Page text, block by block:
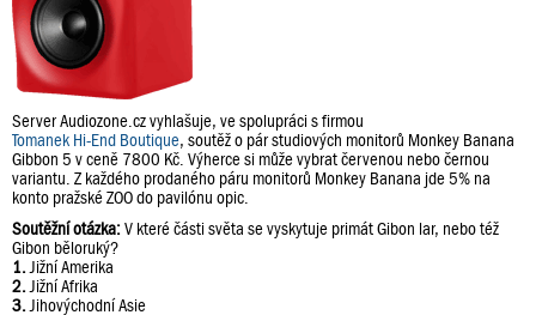
Server Audiozone.cz vyhlašuje, ve spolupráci s firmou
Tomanek Hi-End Boutique, soutěž o pár studiových monitorů Monkey Banana
Gibbon 5 v ceně 7800 Kč. Výherce si může vybrat červenou nebo černou
variantu. Z každého prodaného páru monitorů Monkey Banana jde 5% na
konto pražské ZOO do pavilónu opic.
Soutěžní otázka:V které části světa se vyskytuje primát Gibon lar, nebo též
Gibon běloruký?
1. Jižní Amerika
2. Jižní Afrika
3. Jihovýchodní Asie